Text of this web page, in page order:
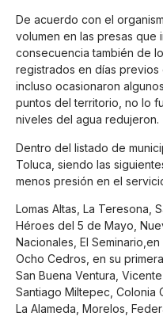
De acuerdo con el
volumen en las presas que
consecuencia también de
registrados en días
incluso ocasionaron
puntos del territorio, no lo
niveles del agua redujeron.
Dentro del listado de
Toluca, siendo las
menos presión en el
Lomas Altas, La Teresona,
Héroes del 5 de Mayo,
Nacionales, El
Ocho Cedros, en su
San Buena Ventura,
Santiago Miltepec, Colonia
La Alameda, Morelos,